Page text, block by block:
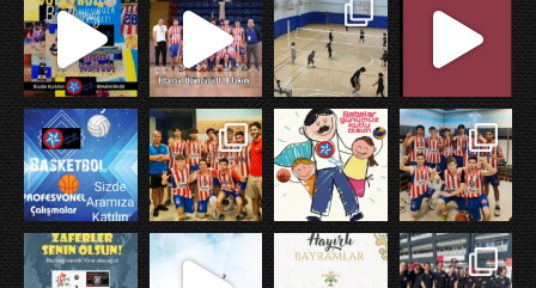
X
Daha fazla yükle